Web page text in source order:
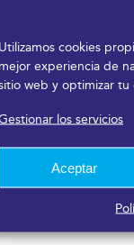
Utilizamos cookies
mejor experiencia de
web y optimizar tu
los servicios
Aceptar